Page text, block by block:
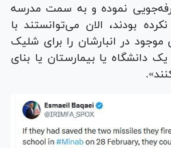
نموده و به سمت مدرسه
بودند، الان می‌توانستند با
در انبارشان را برای شلیک
دانشگاه یا بیمارستان یا بنای